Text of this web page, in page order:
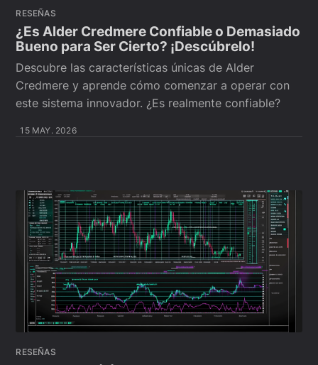
RESEÑAS
¿Es Alder Credmere Confiable o Demasiado
Bueno para Ser Cierto? ¡Descúbrelo!
Descubre las características únicas de Alder
Credmere y aprende cómo comenzar a operar con
este sistema innovador. ¿Es realmente confiable?
15 MAY. 2026
RESEÑAS